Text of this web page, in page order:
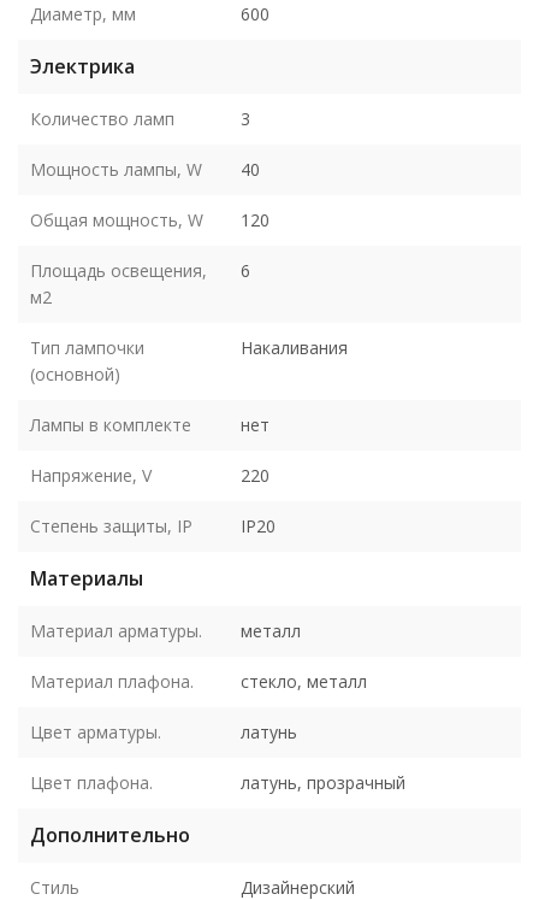
Диаметр, мм 600
Электрика
Количество ламп 3
Мощность лампы, W 40
Общая мощность, W 120
Площадь освещения,
м2
6
Тип лампочки
(основной)
Накаливания
Лампы в комплекте нет
Напряжение, V 220
Степень защиты, IP IP20
Материалы
Материал арматуры. металл
Материал плафона. стекло, металл
Цвет арматуры. латунь
Цвет плафона. латунь, прозрачный
Дополнительно
Стиль Дизайнерский